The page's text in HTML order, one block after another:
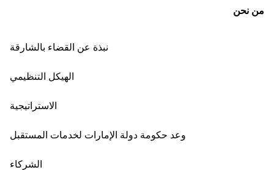
من نحن
نبذة عن القضاء بالشارقة
الهيكل التنظيمي
الاستراتيجية
وعد حكومة دولة الإمارات لخدمات المستقبل
الشركاء